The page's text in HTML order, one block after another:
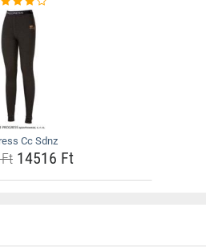
Cc Sdnz
14516 Ft